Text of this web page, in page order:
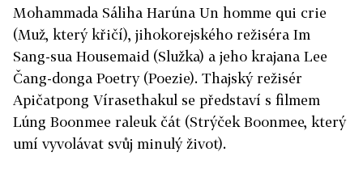
Mohammada Sáliha Harúna Un homme qui crie
(Muž, který křičí), jihokorejského režiséra Im
Sang-sua Housemaid (Služka) a jeho krajana Lee
Čang-donga Poetry (Poezie). Thajský režisér
Apičatpong Vírasethakul se představí s filmem
Lúng Boonmee raleuk čát (Strýček Boonmee, který
umí vyvolávat svůj minulý život).